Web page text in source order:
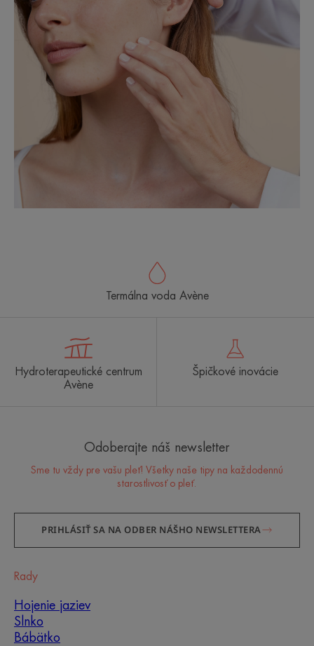
Termálna voda Avène
Hydroterapeutické centrum
Avène
Špičkové inovácie
Odoberajte náš newsletter
Sme tu vždy pre vašu pleť! Všetky naše tipy na každodennú
starostlivosť o pleť.
PRIHLÁSIŤ SA NA ODBER NÁŠHO NEWSLETTERA
Rady
Hojenie jaziev
Slnko
Bábätko